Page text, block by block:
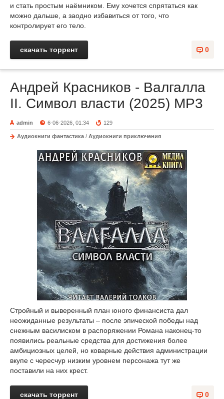
и стать простым наёмником. Ему хочется спрятаться как
можно дальше, а заодно избавиться от того, что
контролирует его тело.
0
скачать торрент
Андрей Красников - Валгалла
II. Символ власти (2025) MP3
admin 6-06-2026, 01:34 129
Аудиокниги фантастика / Аудиокниги приключения
Стройный и выверенный план юного финансиста дал
неожиданные результаты – после эпической победы над
снежным василиском в распоряжении Романа наконец-то
появились реальные средства для достижения более
амбициозных целей, но коварные действия администрации
вкупе с чересчур низким уровнем персонажа тут же
поставили на них крест.
0
скачать торрент